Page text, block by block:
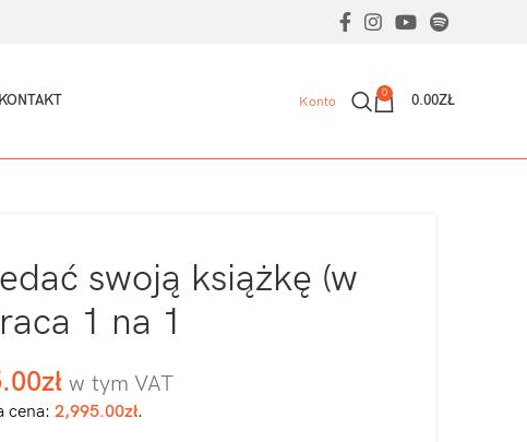
Konto
0 0.00ZŁ
swoją książkę (w
1 na 1
zł w tym VAT
cena: 2,995.00zł.